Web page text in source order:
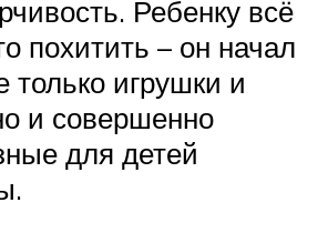
Ребенку всё
похитить – он начал
только игрушки и
и совершенно
для детей